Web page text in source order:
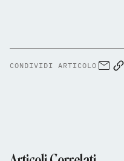
CONDIVIDI ARTICOLO